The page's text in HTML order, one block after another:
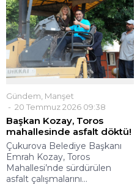
Gündem Manşet
20 Temmuz 2026 09:38
Başkan Kozay, Toros
mahallesinde asfalt döktü!
Çukurova Belediye Başkanı
Emrah Kozay, Toros
Mahallesi’nde sürdürülen
asfalt çalışmalarını...